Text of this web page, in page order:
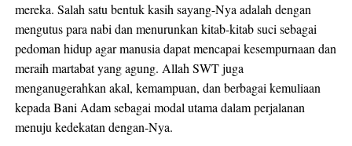
mereka. Salah satu bentuk kasih sayang-Nya adalah dengan
mengutus para nabi dan menurunkan kitab-kitab suci sebagai
pedoman hidup agar manusia dapat mencapai kesempurnaan dan
meraih martabat yang agung. Allah SWT juga
menganugerahkan akal, kemampuan, dan berbagai kemuliaan
kepada Bani Adam sebagai modal utama dalam perjalanan
menuju kedekatan dengan-Nya.